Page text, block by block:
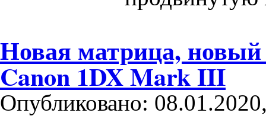
Новая матрица, новый
Canon 1DX Mark III
Опубликовано: